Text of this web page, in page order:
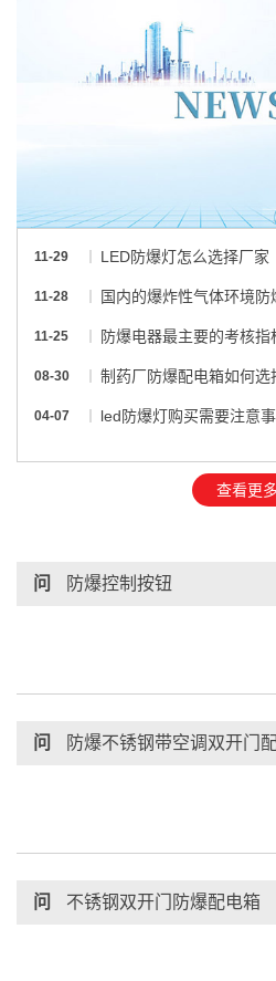
11-29 LED防爆灯怎么选择厂家
11-28 国内的爆炸性气体环境防
11-25 防爆电器最主要的考核指
08-30 制药厂防爆配电箱如何选
04-07 led防爆灯购买需要注意
查看更多
问 防爆控制按钮
问 防爆不锈钢带空调双开门
问 不锈钢双开门防爆配电箱